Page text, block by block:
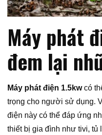
Máy phát
đem lại
Máy phát điện 1.5kwcó
trọng cho người sử dụng.
điện này có thể đáp ứng
thiết bị gia đình như tivi, tủ